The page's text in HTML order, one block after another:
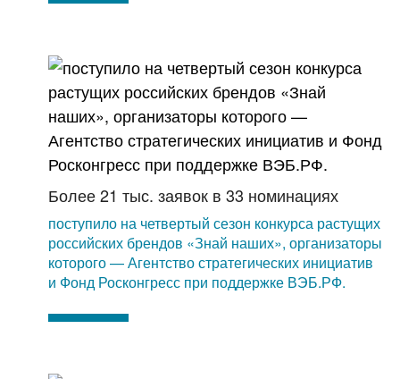
Более 21 тыс. заявок в 33 номинациях
поступило на четвертый сезон конкурса растущих
российских брендов «Знай наших», организаторы
которого — Агентство стратегических инициатив
и Фонд Росконгресс при поддержке ВЭБ.РФ.